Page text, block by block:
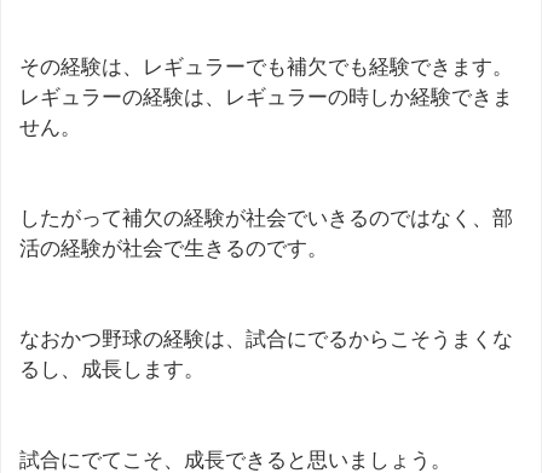
その経験は、レギュラーでも補欠でも経験できます。
レギュラーの経験は、レギュラーの時しか経験できま
せん。
したがって補欠の経験が社会でいきるのではなく、部
活の経験が社会で生きるのです。
なおかつ野球の経験は、試合にでるからこそうまくな
るし、成長します。
試合にでてこそ、成長できると思いましょう。